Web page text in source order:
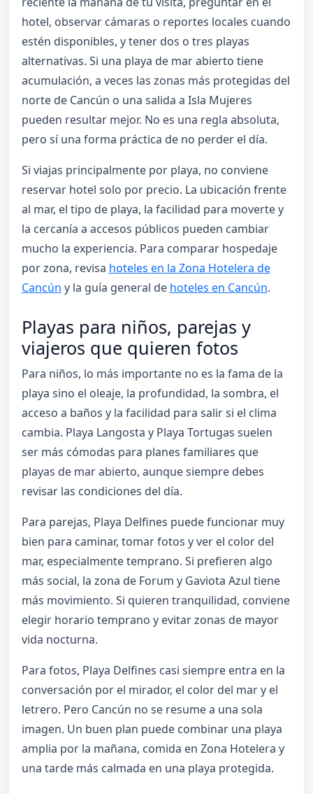
hotel, observar cámaras o reportes locales cuando
estén disponibles, y tener dos o tres playas
alternativas. Si una playa de mar abierto tiene
acumulación, a veces las zonas más protegidas del
norte de Cancún o una salida a Isla Mujeres
pueden resultar mejor. No es una regla absoluta,
pero sí una forma práctica de no perder el día.
Si viajas principalmente por playa, no conviene
reservar hotel solo por precio. La ubicación frente
al mar, el tipo de playa, la facilidad para moverte y
la cercanía a accesos públicos pueden cambiar
mucho la experiencia. Para comparar hospedaje
por zona, revisa hoteles en la Zona Hotelera de
Cancún y la guía general de hoteles en Cancún.
Playas para niños, parejas y
viajeros que quieren fotos
Para niños, lo más importante no es la fama de la
playa sino el oleaje, la profundidad, la sombra, el
acceso a baños y la facilidad para salir si el clima
cambia. Playa Langosta y Playa Tortugas suelen
ser más cómodas para planes familiares que
playas de mar abierto, aunque siempre debes
revisar las condiciones del día.
Para parejas, Playa Delfines puede funcionar muy
bien para caminar, tomar fotos y ver el color del
mar, especialmente temprano. Si prefieren algo
más social, la zona de Forum y Gaviota Azul tiene
más movimiento. Si quieren tranquilidad, conviene
elegir horario temprano y evitar zonas de mayor
vida nocturna.
Para fotos, Playa Delfines casi siempre entra en la
conversación por el mirador, el color del mar y el
letrero. Pero Cancún no se resume a una sola
imagen. Un buen plan puede combinar una playa
amplia por la mañana, comida en Zona Hotelera y
una tarde más calmada en una playa protegida.